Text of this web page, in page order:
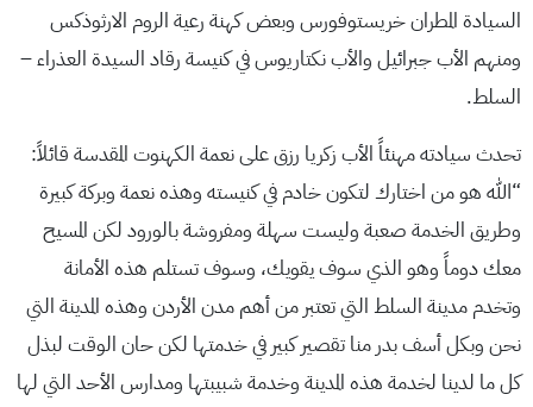
السيادة المطران خريستوفورس وبعض كهنة رعية الروم الارثوذكس
ومنهم الأب جبرائيل والأب نكتاريوس في كنيسة رقاد السيدة العذراء –
السلط.
تحدث سيادته مهنئاً الأب زكريا رزق على نعمة الكهنوت المقدسة قائلاً:
“الله هو من اختارك لتكون خادم في كنيسته وهذه نعمة وبركة كبيرة
وطريق الخدمة صعبة وليست سهلة ومفروشة بالورود لكن المسيح
معك دوماً وهو الذي سوف يقويك، وسوف تستلم هذه الأمانة
وتخدم مدينة السلط التي تعتبر من أهم مدن الأردن وهذه المدينة التي
نحن وبكل أسف بدر منا تقصير كبير في خدمتها لكن حان الوقت لبذل
كل ما لدينا لخدمة هذه المدينة وخدمة شبيبتها ومدارس الأحد التي لها